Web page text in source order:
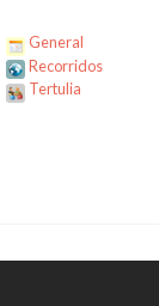
General
Recorridos
Tertulia